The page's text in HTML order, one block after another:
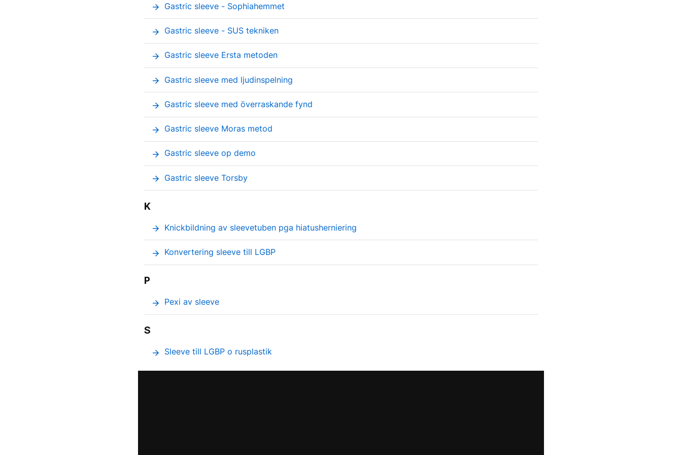
arrow_forward Gastric sleeve - Sophiahemmet
arrow_forward Gastric sleeve - SUS tekniken
arrow_forward Gastric sleeve Ersta metoden
arrow_forward Gastric sleeve med ljudinspelning
arrow_forward Gastric sleeve med överraskande fynd
arrow_forward Gastric sleeve Moras metod
arrow_forward Gastric sleeve op demo
arrow_forward Gastric sleeve Torsby
K
arrow_forward Knickbildning av sleevetuben pga hiatusherniering
arrow_forward Konvertering sleeve till LGBP
P
arrow_forward Pexi av sleeve
S
arrow_forward Sleeve till LGBP o rusplastik